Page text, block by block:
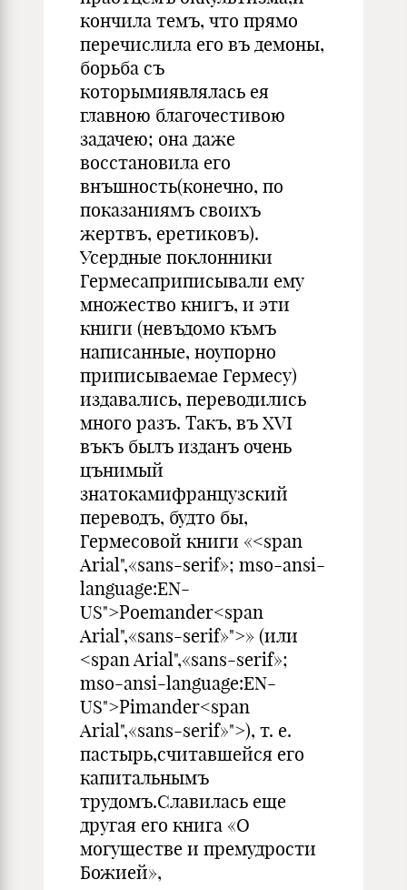
кончила темъ, что прямо
перечислила его въ демоны,
борьба съ
которымиявлялась ея
главною благочестивою
задачею; она даже
восстановила его
внъшность(конечно, по
показаниямъ своихъ
жертвъ, еретиковъ).
Усердные поклонники
Гермесаприписывали ему
множество книгъ, и эти
книги (невъдомо къмъ
написанные, ноупорно
приписываемае Гермесу)
издавались, переводились
много разъ. Такъ, въ XVI
въкъ былъ изданъ очень
цънимый
знатокамифранцузский
переводъ, будто бы,
Гермесовой книги «<span
Arial",«sans-serif»; mso-ansi-
language:EN-
US">Poemander<span
Arial",«sans-serif»">» (или
<span Arial",«sans-serif»;
mso-ansi-language:EN-
US">Pimander<span
Arial",«sans-serif»">), т. е.
пастырь,считавшейся его
капитальнымъ
трудомъ.Славилась еще
другая его книга «О
могуществе и премудрости
Божией»,